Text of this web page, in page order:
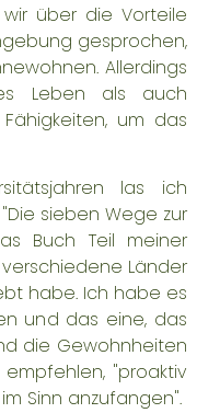
über die Vorteile
gesprochen,
Allerdings
Leben als auch
um das
las ich
Die sieben Wege zur
Buch Teil meiner
Länder
habe. Ich habe es
und das eine, das
die Gewohnheiten
"proaktiv
Sinn anzufangen".